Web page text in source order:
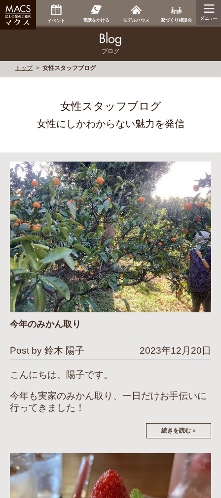
イベント 電話をかける モデルハウス 家づくり相談会
ブログ
トップ 女性スタッフブログ
女性スタッフブログ
女性にしかわからない魅力を発信
今年のみかん取り
Post by 鈴木 陽子 2023年12月20日
こんにちは、陽子です。
今年も実家のみかん取り、一日だけお手伝いに
行ってきました！
続きを読む »